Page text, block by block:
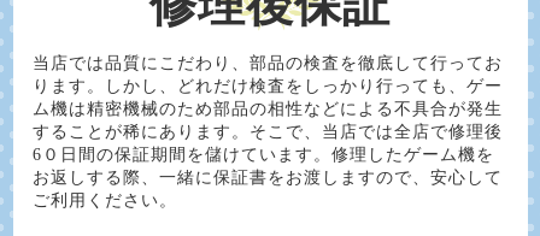
当店では品質にこだわり、部品の検査を徹底して行ってお
ります。しかし、どれだけ検査をしっかり行っても、ゲー
ム機は精密機械のため部品の相性などによる不具合が発生
することが稀にあります。そこで、当店では全店で修理後
6０日間の保証期間を儲けています。修理したゲーム機を
お返しする際、一緒に保証書をお渡しますので、安心して
ご利用ください。